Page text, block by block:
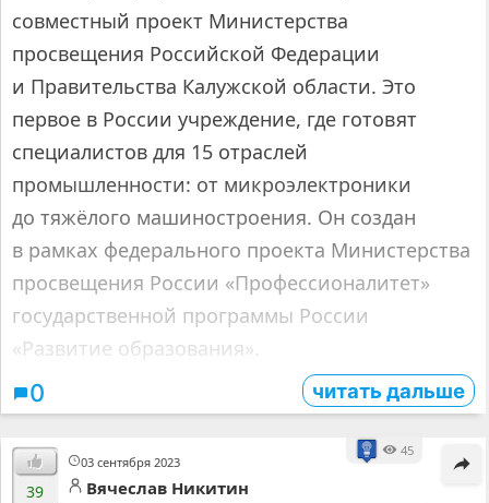
совместный проект Министерства
просвещения Российской Федерации
и Правительства Калужской области. Это
первое в России учреждение, где готовят
специалистов для 15 отраслей
промышленности: от микроэлектроники
до тяжёлого машиностроения. Он создан
в рамках федерального проекта Министерства
просвещения России «Профессионалитет»
государственной программы России
«Развитие образования».
0 читать дальше
03 сентября 2023
45
39 Вячеслав Никитин